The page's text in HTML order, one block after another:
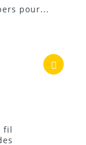
pour...